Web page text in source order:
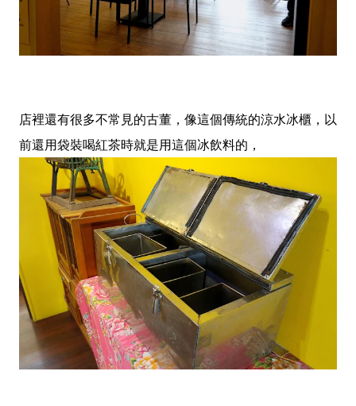
店裡還有很多不常見的古董，像這個傳統的涼水冰櫃，以
前還用袋裝喝紅茶時就是用這個冰飲料的，